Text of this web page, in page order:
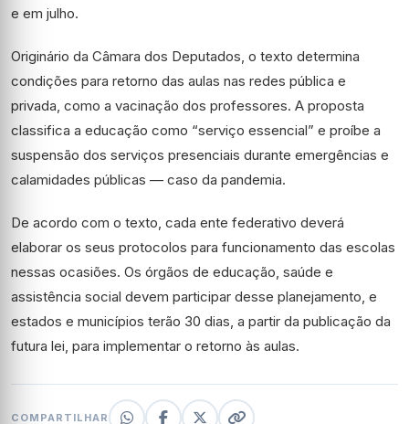
e em julho.
Originário da Câmara dos Deputados, o texto determina
condições para retorno das aulas nas redes pública e
privada, como a vacinação dos professores. A proposta
classifica a educação como “serviço essencial” e proíbe a
suspensão dos serviços presenciais durante emergências e
calamidades públicas — caso da pandemia.
De acordo com o texto, cada ente federativo deverá
elaborar os seus protocolos para funcionamento das escolas
nessas ocasiões. Os órgãos de educação, saúde e
assistência social devem participar desse planejamento, e
estados e municípios terão 30 dias, a partir da publicação da
futura lei, para implementar o retorno às aulas.
COMPARTILHAR